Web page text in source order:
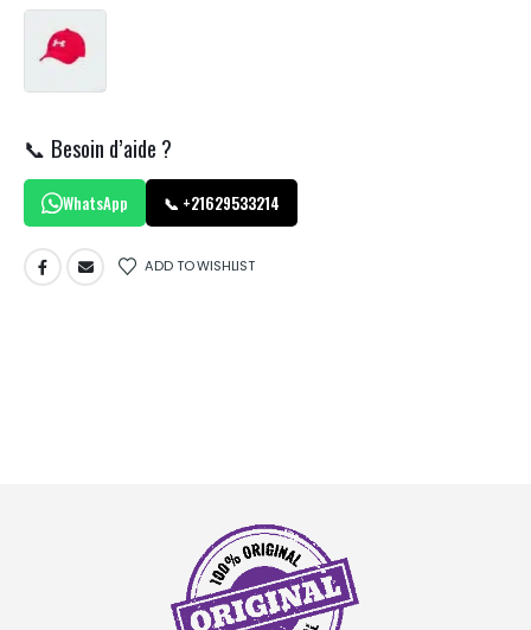
📞 Besoin d’aide ?
WhatsApp 📞 +21629533214
ADD TO WISHLIST